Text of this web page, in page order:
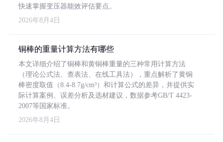
快速掌握变压器能效评估要点。
2026年8月4日
铜棒的重量计算方法有哪些
本文详细介绍了铜棒和黄铜棒重量的三种常用计算方法
（理论公式法、查表法、在线工具法），重点解析了黄铜
棒密度取值（8.4-8.7g/cm³）和计算公式的差异，并提供实
际计算案例、误差分析及选材建议，数据参考GB/T 4423-
2007等国家标准。
2026年8月4日